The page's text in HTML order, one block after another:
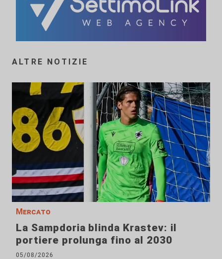
ALTRE NOTIZIE
Mercato
La Sampdoria blinda Krastev: il
portiere prolunga fino al 2030
05/08/2026